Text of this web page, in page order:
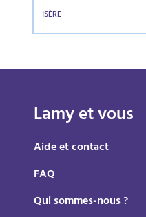
ISÈRE
Lamy et vous
Aide et contact
FAQ
Qui sommes-nous ?